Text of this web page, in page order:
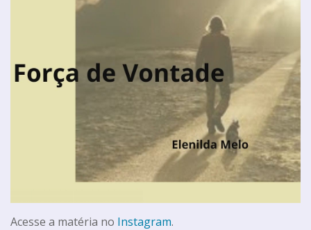
Acesse a matéria no Instagram.